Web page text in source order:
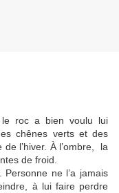
le roc a bien voulu lui
chênes verts et des
l’hiver. À l’ombre,
la
de froid.
ne l’a jamais
à lui faire perdre